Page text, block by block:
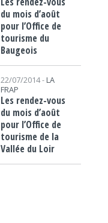
du mois d’août
pour l’Office de
tourisme du
Baugeois
22/07/2014 - LA
FRAP
Les rendez-vous
du mois d’août
pour l’Office de
tourisme de la
Vallée du Loir